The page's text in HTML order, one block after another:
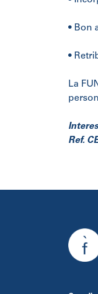
• Bon
•
La
Ref.